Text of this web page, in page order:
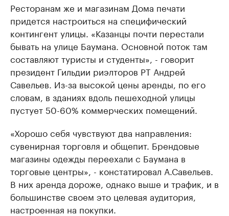
Ресторанам же и магазинам Дома печати
придется настроиться на специфический
контингент улицы. «Казанцы почти перестали
бывать на улице Баумана. Основной поток там
составляют туристы и студенты», - говорит
президент Гильдии риэлторов РТ Андрей
Савельев. Из-за высокой цены аренды, по его
словам, в зданиях вдоль пешеходной улицы
пустует 50-60% коммерческих помещений.
«Хорошо себя чувствуют два направления:
сувенирная торговля и общепит. Брендовые
магазины одежды переехали с Баумана в
торговые центры», - констатировал А.Савельев.
В них аренда дороже, однако выше и трафик, и в
большинстве своем это целевая аудитория,
настроенная на покупки.